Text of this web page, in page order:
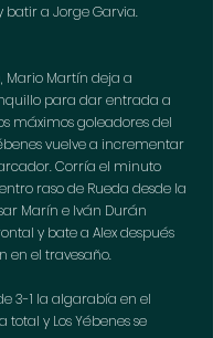
batir a Jorge Garvia.
Mario Martín deja a
para dar entrada a
máximos goleadores del
vuelve a incrementar
Corría el minuto
raso de Rueda desde la
Marín e Iván Durán
y bate a Alex después
en el travesaño.
3-1 la algarabía en el
total y Los Yébenes se